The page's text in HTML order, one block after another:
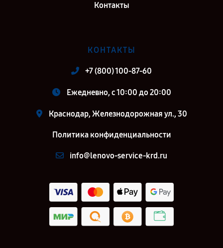
Контакты
КОНТАКТЫ
+7 (800) 100-87-60
Ежедневно, с 10:00 до 20:00
Краснодар, Железнодорожная ул., 30
Политика конфиденциальности
info@lenovo-service-krd.ru